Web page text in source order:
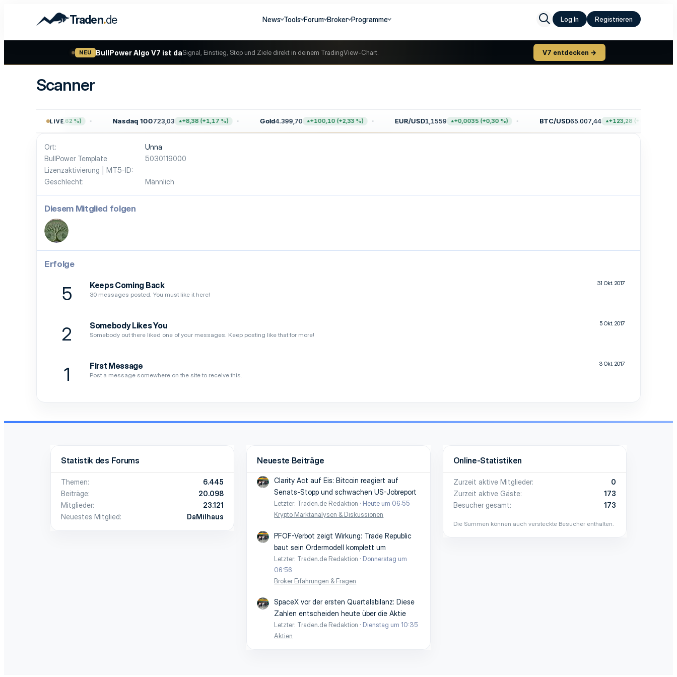
Traden.de News Tools Forum Broker Programme Log In Registrieren
NEU BullPower Algo V7 ist daSignal, Einstieg, Stop und Ziele direkt in deinem TradingView-Chart. V7 entdecken →
Scanner
LIVE
+47,68 (+0,62 %) Nasdaq 100723,03 +8,38 (+1,17 %) Gold4.399,70 +100,10 (+2,33 %) EUR/USD1,1559 +0,0035 (+0,30 %) BTC/USD65.007,44 +123,28 (+0,19 %)
Ort
Unna
BullPower Template
Lizenzaktivierung | MT5-ID
5030119000
Geschlecht Männlich
Diesem Mitglied folgen
Erfolge
5 31 Okt. 2017
Keeps Coming Back
30 messages posted. You must like it here!
2 5 Okt. 2017
Somebody Likes You
Somebody out there liked one of your messages. Keep posting like that for more!
1 3 Okt. 2017
First Message
Post a message somewhere on the site to receive this.
Statistik des Forums
Themen
6.445
Beiträge
20.098
Mitglieder
23.121
Neuestes Mitglied
DaMilhaus
Neueste Beiträge
Clarity Act auf Eis: Bitcoin reagiert auf
Senats-Stopp und schwachen US-Jobreport
Letzter: Traden.de Redaktion
Heute um 06:55
Krypto Marktanalysen & Diskussionen
PFOF-Verbot zeigt Wirkung: Trade Republic
baut sein Ordermodell komplett um
Letzter: Traden.de Redaktion
Donnerstag um
06:56
Broker Erfahrungen & Fragen
SpaceX vor der ersten Quartalsbilanz: Diese
Zahlen entscheiden heute über die Aktie
Letzter: Traden.de Redaktion
Dienstag um 10:35
Aktien
Online-Statistiken
Zurzeit aktive Mitglieder
0
Zurzeit aktive Gäste
173
Besucher gesamt
173
Die Summen können auch versteckte Besucher enthalten.